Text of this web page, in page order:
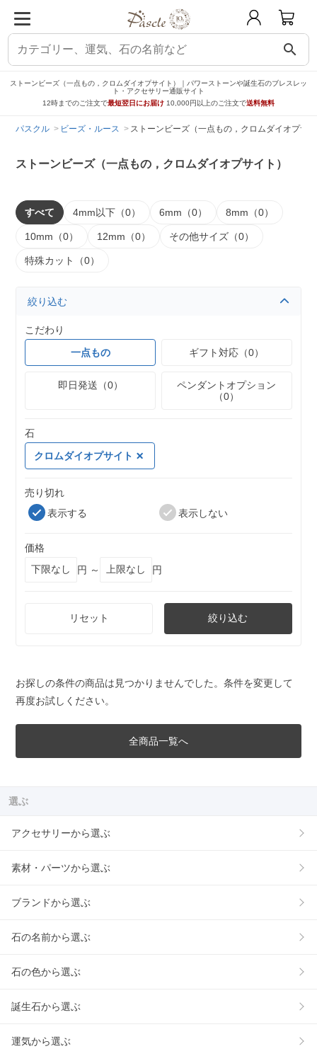
search
ストーンビーズ（一点もの，クロムダイオプサイト）｜パワーストーンや誕生石のブレスレッ
ト・アクセサリー通販サイト
12時までのご注文で最短翌日にお届け 10,000円以上のご注文で送料無料
パスクル ビーズ・ルース ストーンビーズ（一点もの，クロムダイオプサ
ストーンビーズ（一点もの，クロムダイオプサイト）
すべて 4mm以下（0） 6mm（0） 8mm（0）
10mm（0） 12mm（0） その他サイズ（0）
特殊カット（0）
絞り込む
こだわり
一点もの
ギフト対応（0）
即日発送（0）
ペンダントオプション
（0）
石
クロムダイオプサイト
売り切れ
表示する
表示しない
価格
円 ～
円
リセット 絞り込む
お探しの条件の商品は見つかりませんでした。条件を変更して
再度お試しください。
全商品一覧へ
選ぶ
アクセサリーから選ぶ
素材・パーツから選ぶ
ブランドから選ぶ
石の名前から選ぶ
石の色から選ぶ
誕生石から選ぶ
運気から選ぶ